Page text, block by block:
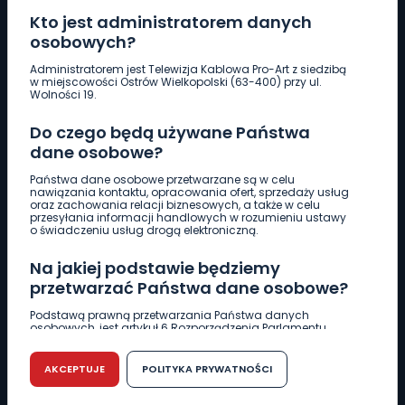
Kto jest administratorem danych
osobowych?
Administratorem jest Telewizja Kablowa Pro-Art z siedzibą
w miejscowości Ostrów Wielkopolski (63-400) przy ul.
Wolności 19.
Do czego będą używane Państwa
dane osobowe?
Państwa dane osobowe przetwarzane są w celu
nawiązania kontaktu, opracowania ofert, sprzedaży usług
oraz zachowania relacji biznesowych, a także w celu
przesyłania informacji handlowych w rozumieniu ustawy
o świadczeniu usług drogą elektroniczną.
Na jakiej podstawie będziemy
przetwarzać Państwa dane osobowe?
Podstawą prawną przetwarzania Państwa danych
osobowych, jest artykuł 6 Rozporządzenia Parlamentu
r. w sprawie ochrony osób fizycznych w związku z
przetwarzaniem danych osobowych w sprawie
swobodnego przepływu takich danych oraz uchylenia
dyrektywy 95/46/WE (RODO).
AKCEPTUJE POLITYKA PRYWATNOŚCI
Pobierz logotyp
661 997 997
REDAKCJA
62 735 22 22redakcja@wlkp24.info
DZIAŁ REKLAMY
62 735 01 85 reklama@wlkp24.info
WIADOMOŚCI
CIEKAWOSTKI